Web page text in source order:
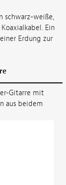
schwarz-weiße,
Ein
Erdung zur
Gitarre mit
aus beidem